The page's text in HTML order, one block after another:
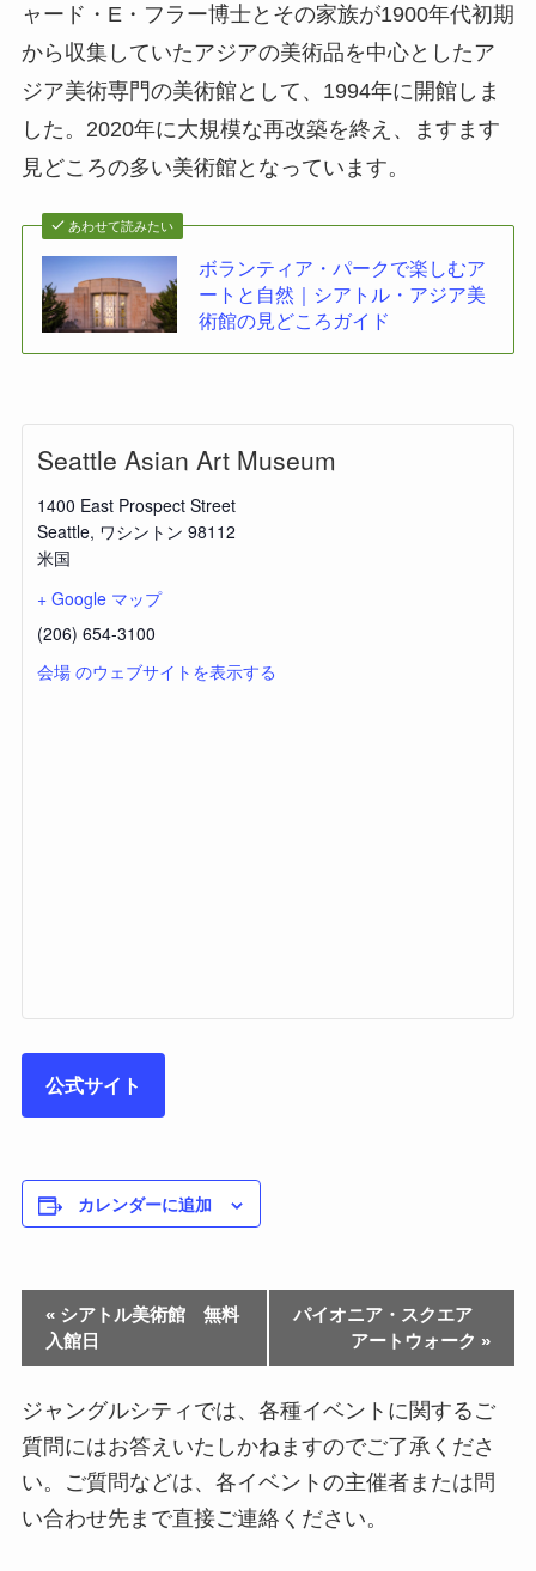
ャード・E・フラー博士とその家族が1900年代初期
から収集していたアジアの美術品を中心としたア
ジア美術専門の美術館として、1994年に開館しま
した。2020年に大規模な再改築を終え、ますます
見どころの多い美術館となっています。
あわせて読みたい
ボランティア・パークで楽しむア
ートと自然｜シアトル・アジア美
術館の見どころガイド
Seattle Asian Art Museum
1400 East Prospect Street
Seattle, ワシントン 98112
米国
+ Google マップ
(206) 654-3100
会場 のウェブサイトを表示する
公式サイト
カレンダーに追加
«シアトル美術館 無料
入館日
パイオニア・スクエア
アートウォーク »
ジャングルシティでは、各種イベントに関するご
質問にはお答えいたしかねますのでご了承くださ
い。ご質問などは、各イベントの主催者または問
い合わせ先まで直接ご連絡ください。